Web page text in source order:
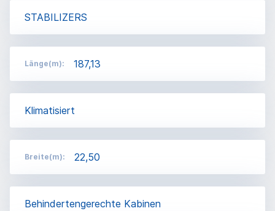
STABILIZERS
Länge(m): 187,13
Klimatisiert
Breite(m): 22,50
Behindertengerechte Kabinen